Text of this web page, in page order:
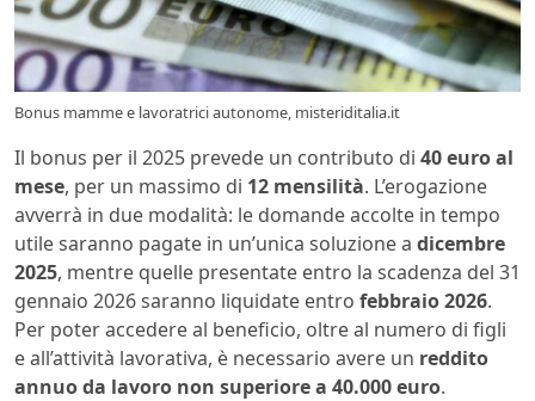
Bonus mamme e lavoratrici autonome, misteriditalia.it
Il bonus per il 2025 prevede un contributo di 40 euro al
mese, per un massimo di 12 mensilità. L’erogazione
avverrà in due modalità: le domande accolte in tempo
utile saranno pagate in un’unica soluzione a dicembre
2025, mentre quelle presentate entro la scadenza del 31
gennaio 2026 saranno liquidate entro febbraio 2026.
Per poter accedere al beneficio, oltre al numero di figli
e all’attività lavorativa, è necessario avere un reddito
annuo da lavoro non superiore a 40.000 euro.